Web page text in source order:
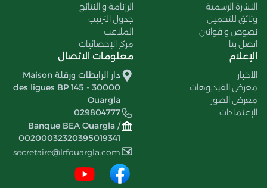
النشرة الرسمية
وثائق للتحميل
نصوص و قوانين
اتصل بنا
الرزنامة و النتائج
جدول الترتيب
الملاعب
مركز الإحصائيات
الإعلام
الأخبار
معرض الفيديوهات
معرض الصور
الإعتمادات
معلومات الاتصال
دار الرابطات ورقلة Maison
des ligues BP 145 - 30000
Ouargla
029804777
Banque BEA Ouargla /
00200032320395019341
secretaire@lrfouargla.com